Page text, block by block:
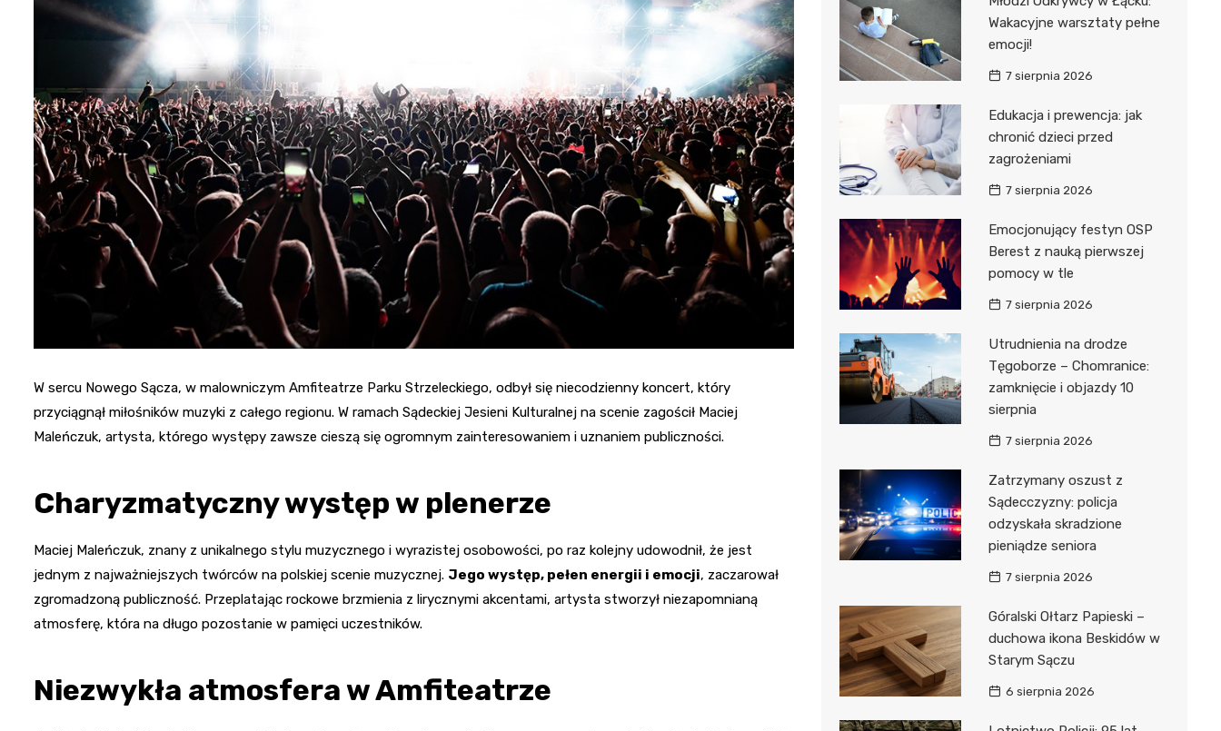
Kamienicą
Park Strzelecki
Enklawa przyrodnicza
„Bobrowisko”
Kościół św. Kazimierza
Synagoga i cmentarz
Dworzec kolejowy
Kościół pw. Matki Bożej
Niepokalanej
W sercu Nowego Sącza, w malowniczym Amfiteatrze Parku Strzeleckiego, odbył się niecodzienny koncert, który
przyciągnął miłośników muzyki z całego regionu. W ramach Sądeckiej Jesieni Kulturalnej na scenie zagościł Maciej
Maleńczuk, artysta, którego występy zawsze cieszą się ogromnym zainteresowaniem i uznaniem publiczności.
Charyzmatyczny występ w plenerze
Maciej Maleńczuk, znany z unikalnego stylu muzycznego i wyrazistej osobowości, po raz kolejny udowodnił, że jest
jednym z najważniejszych twórców na polskiej scenie muzycznej. Jego występ, pełen energii i emocji, zaczarował
zgromadzoną publiczność. Przeplatając rockowe brzmienia z lirycznymi akcentami, artysta stworzył niezapomnianą
atmosferę, która na długo pozostanie w pamięci uczestników.
Niezwykła atmosfera w Amfiteatrze
Wakacyjne warsztaty pełne
emocji!
7 sierpnia 2026
Edukacja i prewencja: jak
chronić dzieci przed
zagrożeniami
7 sierpnia 2026
Emocjonujący festyn OSP
Berest z nauką pierwszej
pomocy w tle
7 sierpnia 2026
Utrudnienia na drodze
Tęgoborze – Chomranice:
zamknięcie i objazdy 10
sierpnia
7 sierpnia 2026
Zatrzymany oszust z
Sądecczyzny: policja
odzyskała skradzione
pieniądze seniora
7 sierpnia 2026
Góralski Ołtarz Papieski –
duchowa ikona Beskidów w
Starym Sączu
6 sierpnia 2026